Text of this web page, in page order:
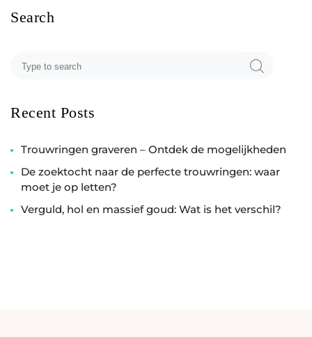
Search
Recent Posts
Trouwringen graveren – Ontdek de mogelijkheden
De zoektocht naar de perfecte trouwringen: waar
moet je op letten?
Verguld, hol en massief goud: Wat is het verschil?